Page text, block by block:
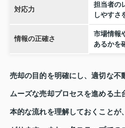
対応力
担当者の
しやすさ
情報の正確さ
市場情報
あるかを
売却の目的を明確にし、適切な不
ムーズな売却プロセスを進める土
本的な流れを理解しておくことが